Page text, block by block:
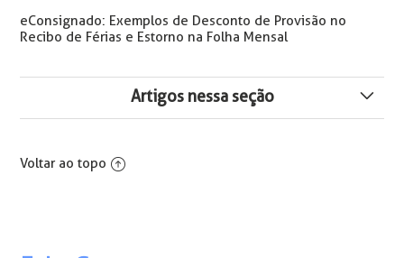
eConsignado: Exemplos de Desconto de Provisão no
Recibo de Férias e Estorno na Folha Mensal
Artigos nessa seção
Alterações no Sistema para Cálculo de Rescisão
Voltar ao topo